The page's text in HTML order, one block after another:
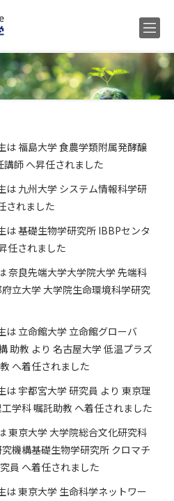
福島大学 食農学類附属発酵醸
講師 へ昇任されました
九州大学 システム情報科学研
されました
基礎生物学研究所 IBBPセンタ
任されました
良先端大学大学院大学 先端科
立大学 大学院生命環境科学研究
立命館大学 立命館グローバ
助教 より 名古屋大学 低温プラズ
へ着任されました
宇都宮大学 研究員 より 東京理
学科 嘱託助教 へ着任されました
京大学 大学院総合文化研究科
機構基礎生物学研究所 クロマチ
員 へ着任されました
東京大学 生命科学ネットワー